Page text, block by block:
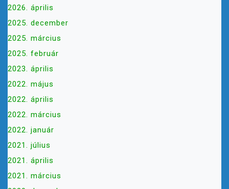
I
G
C
I
Ó
2026. április
2025. december
2025. március
2025. február
2023. április
2022. május
2022. április
2022. március
2022. január
2021. július
2021. április
2021. március